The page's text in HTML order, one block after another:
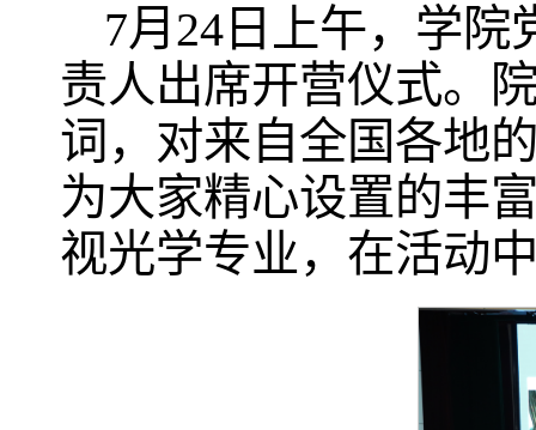
7月24日上午，学
责人出席开营仪式。
词，对来自全国各地
为大家精心设置的丰
视光学专业，在活动